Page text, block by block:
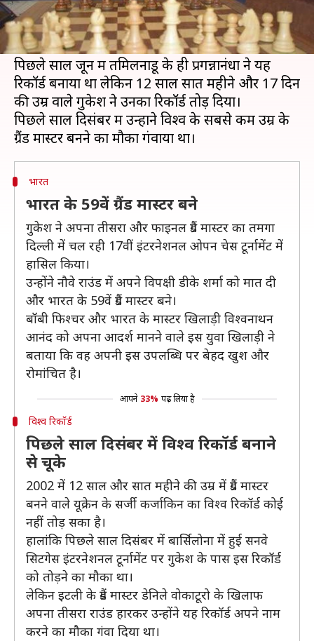
बीते मंगलवार को तमिलनाडु के रहने वाले डी गुकेश
शतरंज में विश्व के दूसरे सबसे कम उम्र और भारत के
सबसे कम उम्र के ग्रैंड मास्टर बने हैं।
पिछले साल जून में तमिलनाडू के ही प्रगन्नानंधा ने यह
रिकॉर्ड बनाया था लेकिन 12 साल सात महीने और 17 दिन
की उम्र वाले गुकेश ने उनका रिकॉर्ड तोड़ दिया।
पिछले साल दिसंबर में उन्होंने विश्व के सबसे कम उम्र के
भारत
भारत के 59वें ग्रैंड मास्टर बने
गुकेश ने अपना तीसरा और फाइनल ग्रैंड मास्टर का तमगा
दिल्ली में चल रही 17वीं इंटरनेशनल ओपन चेस टूर्नामेंट में
हासिल किया।
उन्होंने नौवे राउंड में अपने विपक्षी डीके शर्मा को मात दी
और भारत के 59वें ग्रैंड मास्टर बने।
बॉबी फिश्चर और भारत के मास्टर खिलाड़ी विश्वनाथन
आनंद को अपना आदर्श मानने वाले इस युवा खिलाड़ी ने
बताया कि वह अपनी इस उपलब्धि पर बेहद खुश और
रोमांचित है।
आपने 33% पढ़ लिया है
विश्व रिकॉर्ड
पिछले साल दिसंबर में विश्व रिकॉर्ड बनाने
से चूके
2002 में 12 साल और सात महीने की उम्र में ग्रैंड मास्टर
बनने वाले यूक्रेन के सर्जी कर्जाकिन का विश्व रिकॉर्ड कोई
नहीं तोड़ सका है।
हालांकि पिछले साल दिसंबर में बार्सिलोना में हुई सनवे
सिटगेस इंटरनेशनल टूर्नामेंट पर गुकेश के पास इस रिकॉर्ड
को तोड़ने का मौका था।
लेकिन इटली के ग्रैंड मास्टर डेनिले वोकाटूरो के खिलाफ
अपना तीसरा राउंड हारकर उन्होंने यह रिकॉर्ड अपने नाम
करने का मौका गंवा दिया था।